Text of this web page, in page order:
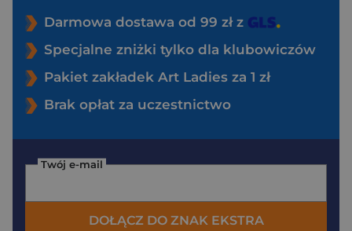
Darmowa dostawa od 99 zł z
Specjalne zniżki tylko dla klubowiczów
Pakiet zakładek Art Ladies za 1 zł
Brak opłat za uczestnictwo
Twój e-mail
DOŁĄCZ DO ZNAK EKSTRA